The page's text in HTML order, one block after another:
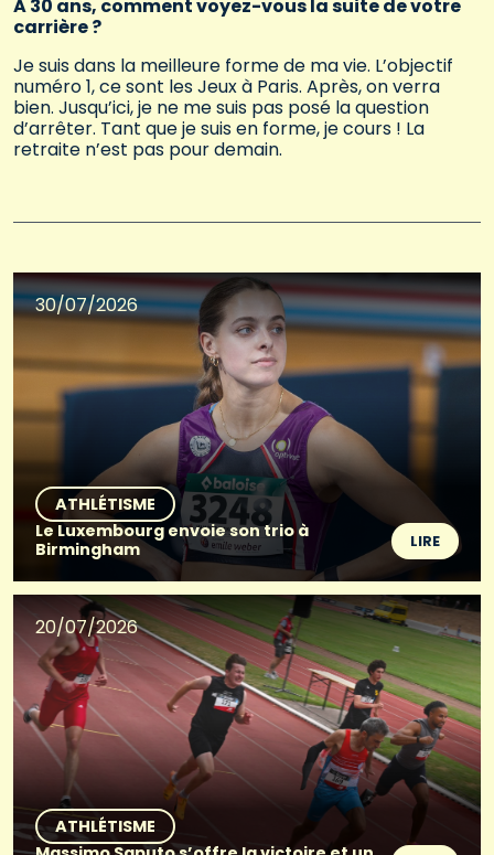
A 30 ans, comment voyez-vous la suite de votre
carrière ?
Je suis dans la meilleure forme de ma vie. L’objectif
numéro 1, ce sont les Jeux à Paris. Après, on verra
bien. Jusqu’ici, je ne me suis pas posé la question
d’arrêter. Tant que je suis en forme, je cours ! La
retraite n’est pas pour demain.
30/07/2026
ATHLÉTISME
Le Luxembourg envoie son trio à
Birmingham
LIRE
20/07/2026
ATHLÉTISME